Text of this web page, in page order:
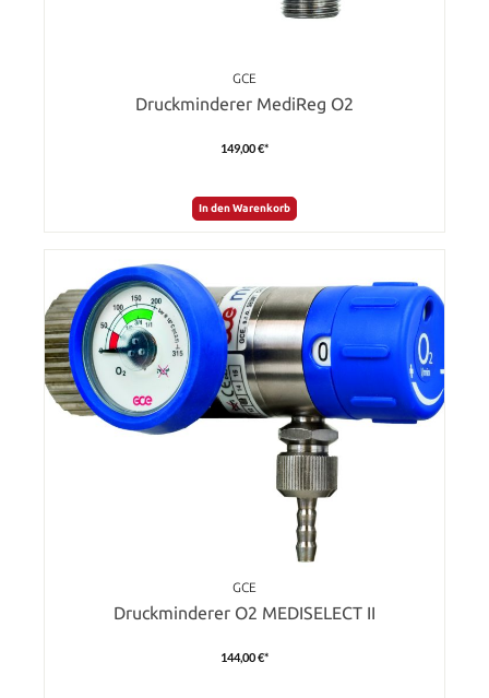
GCE
Druckminderer MediReg O2
149,00 €*
In den Warenkorb
GCE
Druckminderer O2 MEDISELECT II
144,00 €*